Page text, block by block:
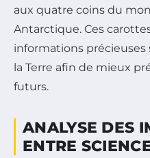
aux quatre coins du
Antarctique. Ces
informations précieuses
la Terre afin de mieux
futurs.
ANALYSE DES
ENTRE